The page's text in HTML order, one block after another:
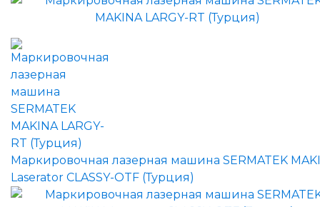
Маркировочная лазерная машина SERMATEK
Laserator CLASSY-OTF (Турция)